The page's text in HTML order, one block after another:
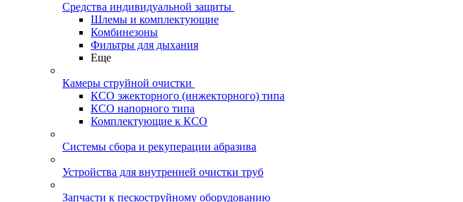
Средства индивидуальной защиты
Шлемы и комплектующие
Комбинезоны
Фильтры для дыхания
Еще
Камеры струйной очистки
КСО эжекторного (инжекторного) типа
КСО напорного типа
Комплектующие к КСО
Системы сбора и рекуперации абразива
Устройства для внутренней очистки труб
Запчасти к пескоструйному оборудованию